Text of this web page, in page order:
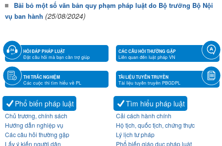
Bãi bỏ một số văn bản quy phạm pháp luật do Bộ trưởng Bộ Nội
vụ ban hành (25/08/2024)
HỎI ĐÁP PHÁP LUẬT
Đặt câu hỏi mà bạn cần trợ giúp
CÁC CÂU HỎI THƯỜNG GẶP
Liên quan đến luật pháp VN
THI TRẮC NGHIỆM
Các cuộc thi tìm hiểu về PL
TÀI LIỆU TUYÊN TRUYỀN
Tài liệu tuyên truyền PBGDPL
Phổ biến pháp luật
Chủ trương, chính sách
Hướng dẫn nghiệp vụ
Các câu hỏi thường gặp
Lấy ý kiến người dân
Tìm hiểu pháp luật
Cải cách hành chính
Hộ tịch, quốc tịch, chứng thực
Lý lịch tư pháp
Phổ biến giáo dục pháp luật